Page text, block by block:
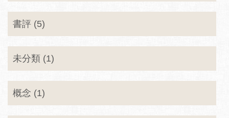
書評 (5)
未分類 (1)
概念 (1)